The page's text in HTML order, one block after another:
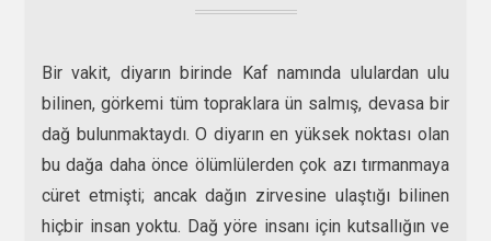
Bir vakit, diyarın birinde Kaf namında ululardan ulu
bilinen, görkemi tüm topraklara ün salmış, devasa bir
dağ bulunmaktaydı. O diyarın en yüksek noktası olan
bu dağa daha önce ölümlülerden çok azı tırmanmaya
cüret etmişti; ancak dağın zirvesine ulaştığı bilinen
hiçbir insan yoktu. Dağ yöre insanı için kutsallığın ve